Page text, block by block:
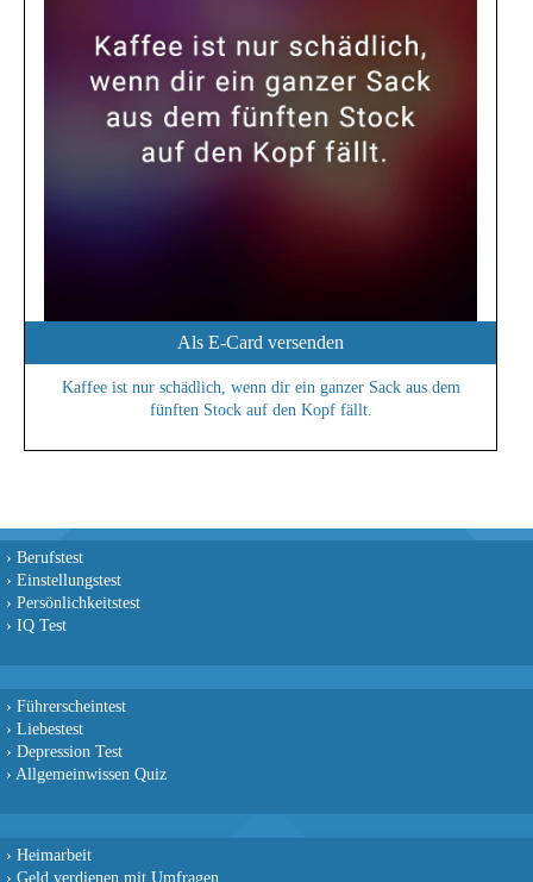
Als E-Card versenden
Kaffee ist nur schädlich, wenn dir ein ganzer Sack aus dem
fünften Stock auf den Kopf fällt.
› Berufstest
› Einstellungstest
› Persönlichkeitstest
› IQ Test
› Führerscheintest
› Liebestest
› Depression Test
› Allgemeinwissen Quiz
› Heimarbeit
› Geld verdienen mit Umfragen